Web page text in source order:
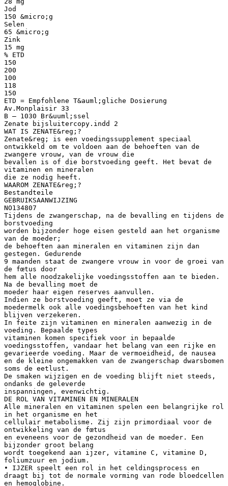
Jod
150 &micro;g
Selen
65 &micro;g
Zink
15 mg
% ETD
150
200
100
118
150
ETD = Empfohlene T&auml;gliche Dosierung
Av.Monplaisir 33
B – 1030 Br&uuml;ssel
Zenate bijsluitercopy.indd 2
WAT IS ZENATE&reg;?
Zenate&reg; is een voedingssupplement speciaal
ontwikkeld om te voldoen aan de behoeften van de
zwangere vrouw, van de vrouw die
bevallen is of die borstvoeding geeft. Het bevat de
vitaminen en mineralen
die ze nodig heeft.
WAAROM ZENATE&reg;?
Bestandteile
GEBRUIKSAANWIJZING
NO134807
Tijdens de zwangerschap, na de bevalling en tijdens de
borstvoeding
worden bijzonder hoge eisen gesteld aan het organisme
van de moeder;
de behoeften aan mineralen en vitaminen zijn dan
gestegen. Gedurende
9 maanden staat de zwangere vrouw in voor de groei van
de fœtus door
hem alle noodzakelijke voedingsstoffen aan te bieden.
Na de bevalling moet de
moeder haar eigen reserves aanvullen.
Indien ze borstvoeding geeft, moet ze via de
moedermelk ook alle voedingsbehoeften van het kind
blijven verzekeren.
In feite zijn vitaminen en mineralen aanwezig in de
voeding. Bepaalde types
vitaminen komen specifiek voor in bepaalde
voedingsstoffen, vandaar het belang van een rijke en
gevarieerde voeding. Maar de vermoeidheid, de nausea
en de kleine ongemakken van de zwangerschap dwarsbomen
soms de eetlust.
De smaken wijzigen en de voeding blijft niet steeds,
ondanks de geleverde
inspanningen, evenwichtig.
DE ROL VAN VITAMINEN EN MINERALEN
Alle mineralen en vitaminen spelen een belangrijke rol
in het organisme en het
cellulair metabolisme. Zij zijn primordiaal voor de
ontwikkeling van de fœtus
en eveneens voor de gezondheid van de moeder. Een
bijzonder groot belang
wordt toegekend aan ijzer, vitamine C, vitamine D,
foliumzuur en jodium.
• IJZER speelt een rol in het celdingsprocess en
draagt bij tot de normale vorming van rode bloedcellen
en hemoglobine.